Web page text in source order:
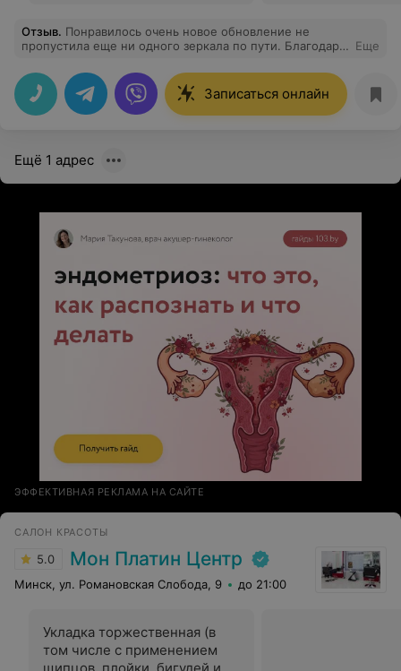
Отзыв. Понравилось очень новое обновление не
пропустила еще ни одного зеркала по пути. Благодарю
Благодарю за красоту!
Еще
Записаться онлайн
Ещё 1 адрес
ЭФФЕКТИВНАЯ РЕКЛАМА НА САЙТЕ
САЛОН КРАСОТЫ
5.0 Мон Платин Центр
Минск, ул. Романовская Слобода, 9 до 21:00
Укладка торжественная (в
том числе с применением